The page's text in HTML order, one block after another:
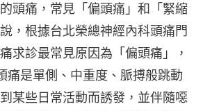
頭痛，常見「偏頭痛」和「緊縮
，根據台北榮總神經內科頭痛門
求診最常見原因為「偏頭痛」，
痛是單側、中重度、脈搏般跳動
某些日常活動而誘發，並伴隨噁